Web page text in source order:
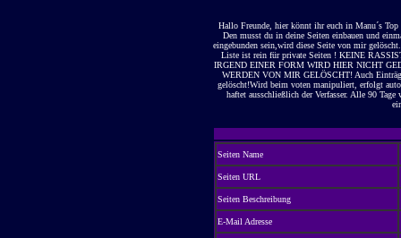
Hallo Freunde, hier könnt ihr euch in Manu´s
Den musst du in deine Seiten einbauen und
eingebunden sein,wird diese Seite von mir
Liste ist rein für private Seiten ! KEINE
IRGEND EINER FORM WIRD HIER NICHT
WERDEN VON MIR GELÖSCHT! Auch
gelöscht!Wird beim voten manipuliert, erfolgt
haftet ausschließlich der Verfasser. Alle 90
Seiten Name
Seiten URL
Seiten Beschreibung
E-Mail Adresse